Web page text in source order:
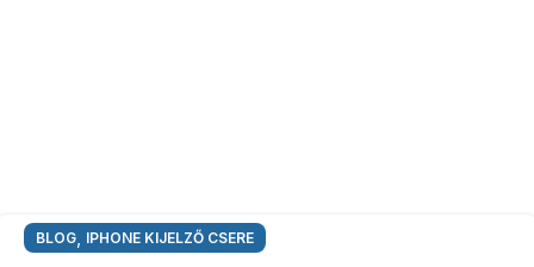
BLOG, IPHONE KIJELZŐ CSERE